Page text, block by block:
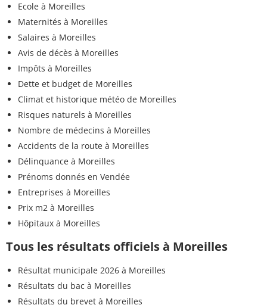
Ecole à Moreilles
Maternités à Moreilles
Salaires à Moreilles
Avis de décès à Moreilles
Impôts à Moreilles
Dette et budget de Moreilles
Climat et historique météo de Moreilles
Risques naturels à Moreilles
Nombre de médecins à Moreilles
Accidents de la route à Moreilles
Délinquance à Moreilles
Prénoms donnés en Vendée
Entreprises à Moreilles
Prix m2 à Moreilles
Hôpitaux à Moreilles
Tous les résultats officiels à Moreilles
Résultat municipale 2026 à Moreilles
Résultats du bac à Moreilles
Résultats du brevet à Moreilles